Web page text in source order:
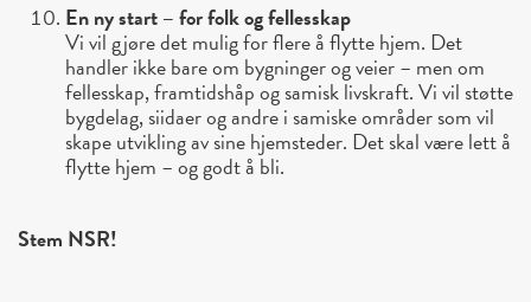
En ny start – for folk og fellesskap
Vi vil gjøre det mulig for flere å flytte hjem. Det
handler ikke bare om bygninger og veier – men om
fellesskap, framtidshåp og samisk livskraft. Vi vil støtte
bygdelag, siidaer og andre i samiske områder som vil
skape utvikling av sine hjemsteder. Det skal være lett å
flytte hjem – og godt å bli.
Stem NSR!